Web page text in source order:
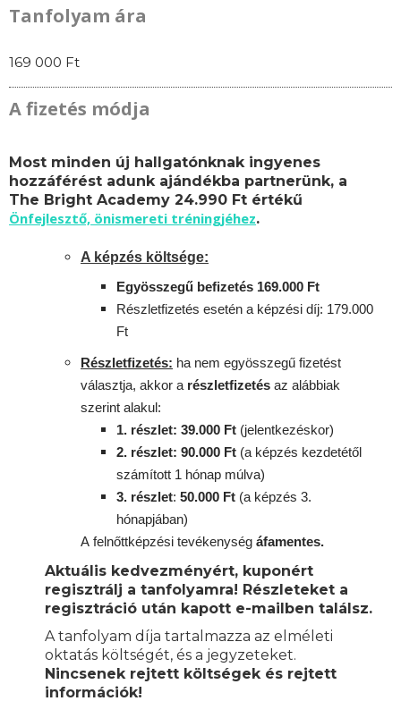
Tanfolyam ára
169 000 Ft
A fizetés módja
Most minden új hallgatónknak ingyenes
hozzáférést adunk ajándékba partnerünk, a
The Bright Academy 24.990 Ft értékű
Önfejlesztő, önismereti tréningjéhez.
A képzés költsége:
Egyösszegű befizetés 169.000 Ft
Részletfizetés esetén a képzési díj: 179.000
Ft
Részletfizetés: ha nem egyösszegű fizetést
választja, akkor a részletfizetés az alábbiak
szerint alakul:
1. részlet: 39.000 Ft (jelentkezéskor)
2. részlet: 90.000 Ft (a képzés kezdetétől
számított 1 hónap múlva)
3. részlet: 50.000 Ft (a képzés 3.
hónapjában)
A felnőttképzési tevékenység áfamentes.
Aktuális kedvezményért, kuponért
regisztrálj a tanfolyamra! Részleteket a
regisztráció után kapott e-mailben találsz.
A tanfolyam díja tartalmazza az elméleti
oktatás költségét, és a jegyzeteket.
Nincsenek rejtett költségek és rejtett
információk!